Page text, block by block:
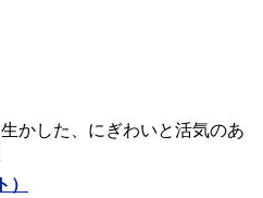
かした、にぎわいと活気のあ
）